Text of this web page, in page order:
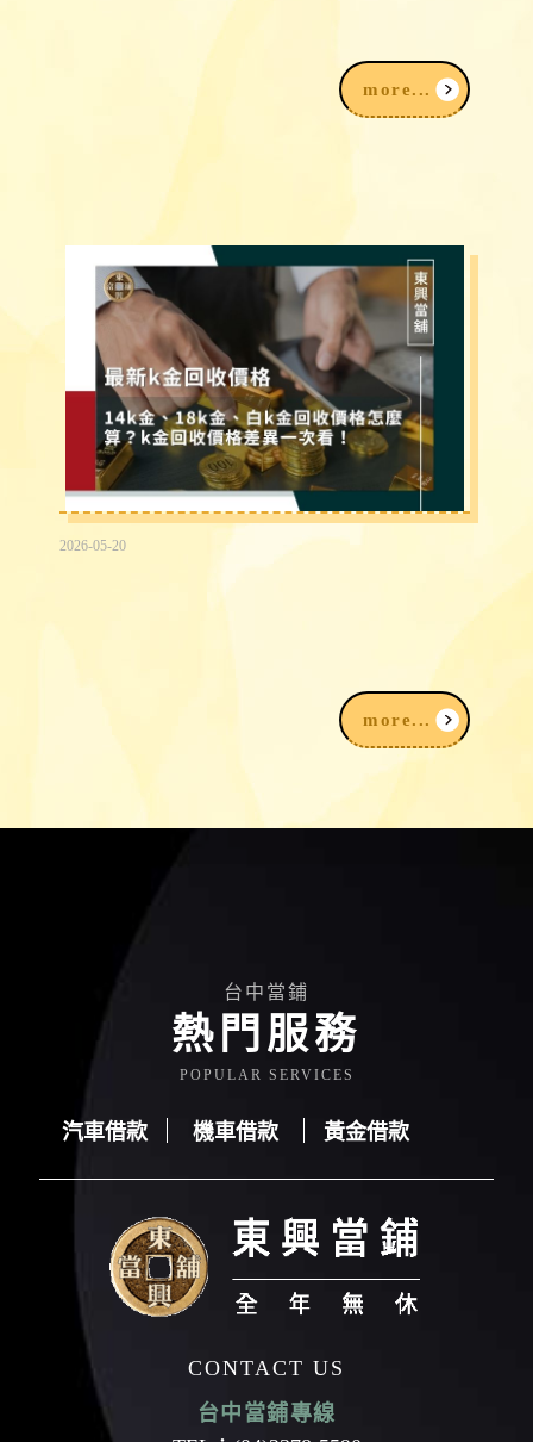
備什麼？賣黃金注意事項一次看
more...
2026-05-20
K金回收價格：14K金、18K金、白K金
more...
台中當鋪
熱門服務
POPULAR SERVICES
汽車借款 汽車借款
機車借款 機車借款
黃金借款
CONTACT US
台中當鋪專線